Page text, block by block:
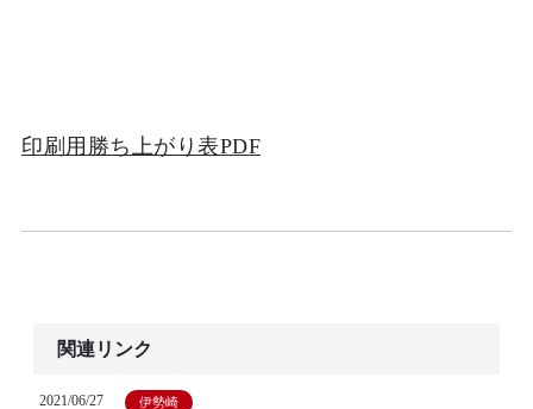
印刷用勝ち上がり表PDF
関連リンク
2021/06/27 伊勢崎